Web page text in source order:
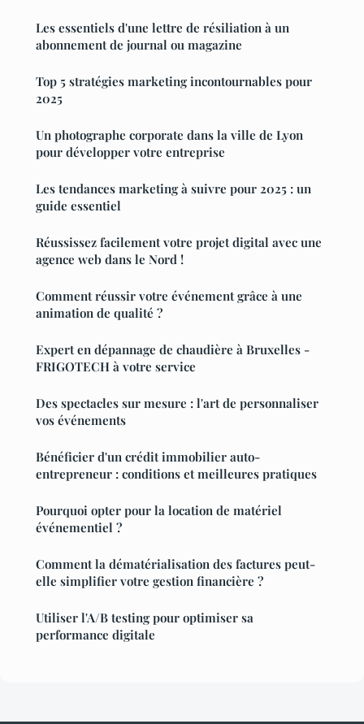
Les essentiels d'une lettre de résiliation à un
abonnement de journal ou magazine
Top 5 stratégies marketing incontournables pour
2025
Un photographe corporate dans la ville de Lyon
pour développer votre entreprise
Les tendances marketing à suivre pour 2025 : un
guide essentiel
Réussissez facilement votre projet digital avec une
agence web dans le Nord !
Comment réussir votre événement grâce à une
animation de qualité ?
Expert en dépannage de chaudière à Bruxelles -
FRIGOTECH à votre service
Des spectacles sur mesure : l'art de personnaliser
vos événements
Bénéficier d'un crédit immobilier auto-
entrepreneur : conditions et meilleures pratiques
Pourquoi opter pour la location de matériel
événementiel ?
Comment la dématérialisation des factures peut-
elle simplifier votre gestion financière ?
Utiliser l'A/B testing pour optimiser sa
performance digitale